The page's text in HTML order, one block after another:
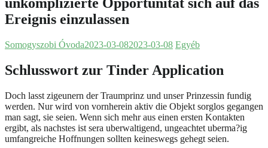
Ereignis einzulassen
Somogyszobi Óvoda2023-03-082023-03-08 Egyéb
Schlusswort zur Tinder Application
Doch lasst zigeunern der Traumprinz und unser Prinzessin fundig
werden. Nur wird von vornherein aktiv die Objekt sorglos gegangen
man sagt, sie seien. Wenn sich mehr aus einen ersten Kontakten
ergibt, als nachstes ist sera uberwaltigend, ungeachtet uberma?ig
umfangreiche Hoffnungen sollten keineswegs gehegt seien.